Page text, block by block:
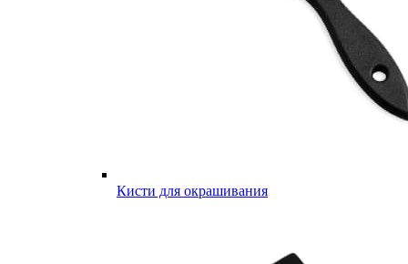
Кисти для окрашивания